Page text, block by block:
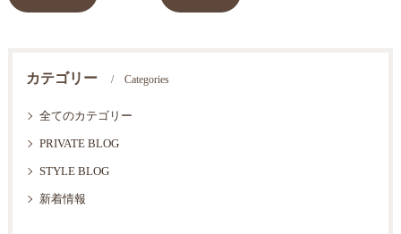
カテゴリー Categories
全てのカテゴリー
PRIVATE BLOG
STYLE BLOG
新着情報